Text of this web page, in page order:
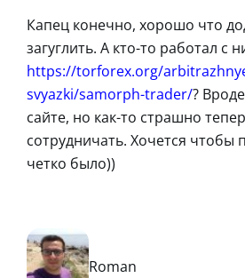
Капец конечно, хорошо что
загуглить. А кто-то работал с
https://torforex.org/
svyazki/samorph-trader/?
сайте, но как-то страшно
сотрудничать. Хочется чтобы
четко было))
Roman